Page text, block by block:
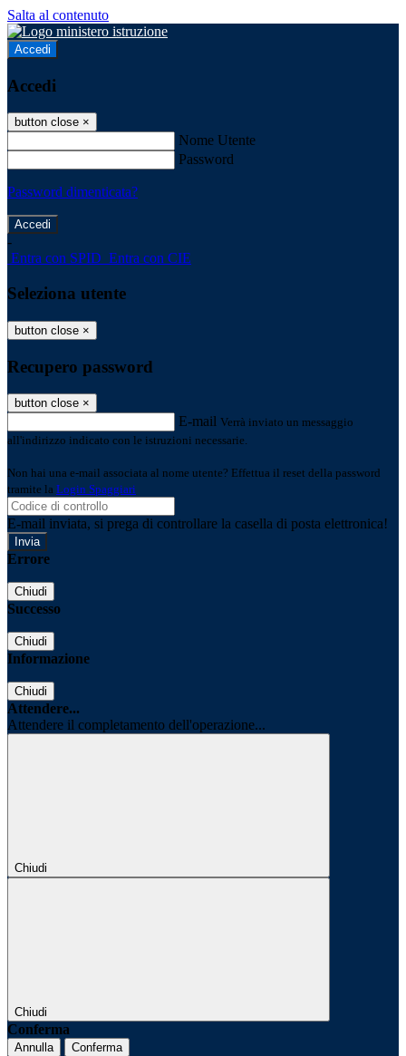
Salta al contenuto
Accedi
Accedi
button close ×
Nome Utente
Password
Password dimenticata?
-
Entra con SPID Entra con CIE
Seleziona utente
button close ×
Recupero password
button close ×
E-mail Verrà inviato un messaggio
all'indirizzo indicato con le istruzioni necessarie.
Non hai una e-mail associata al nome utente? Effettua il reset della password
tramite la Login Spaggiari
E-mail inviata, si prega di controllare la casella di posta elettronica!
Errore
Chiudi
Successo
Chiudi
Informazione
Chiudi
Attendere...
Attendere il completamento dell'operazione...
Chiudi
Chiudi
Conferma
Annulla Conferma